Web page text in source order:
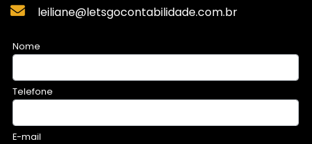
leiliane@letsgocontabilidade.com.br
Nome
Telefone
E-mail